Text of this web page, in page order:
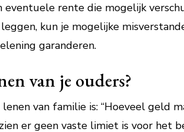
rente die mogelijk
kun je mogelijke
garanderen.
van je ouders?
van familie is: “Hoeveel geld
er geen vaste limiet is voor het